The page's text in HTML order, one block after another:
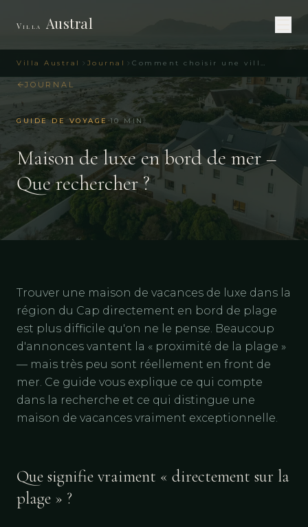
Villa Austral Journal Comment choisir une villa de luxe sur la côte Atlantique
Villa Austral
JOURNAL
GUIDE DE VOYAGE·10MIN
Maison de luxe en bord de mer –
Que rechercher ?
Trouver une maison de vacances de luxe dans la
région du Cap directement en bord de plage
est plus difficile qu'on ne le pense. Beaucoup
d'annonces vantent la « proximité de la plage »
— mais très peu sont réellement en front de
mer. Ce guide vous explique ce qui compte
dans la recherche et ce qui distingue une
maison de vacances vraiment exceptionnelle.
Que signifie vraiment « directement sur la
plage » ?